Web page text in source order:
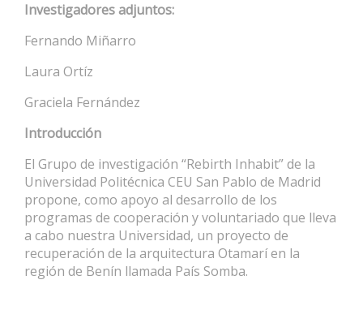
Investigadores adjuntos:
Fernando Miñarro
Laura Ortíz
Graciela Fernández
Introducción
El Grupo de investigación “Rebirth Inhabit” de la
Universidad Politécnica CEU San Pablo de Madrid
propone, como apoyo al desarrollo de los
programas de cooperación y voluntariado que lleva
a cabo nuestra Universidad, un proyecto de
recuperación de la arquitectura Otamarí en la
región de Benín llamada País Somba.